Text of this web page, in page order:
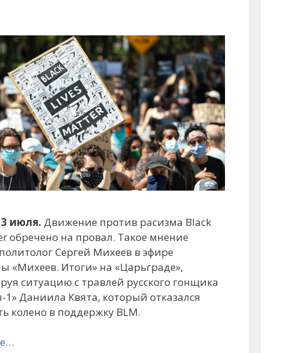
июля. Движение против расизма Black
обречено на провал. Такое мнение
Сергей Михеев в эфире
«Михеев. Итоги» на «Царьграде»,
ситуацию с травлей русского гонщика
Даниила Квята, который отказался
колено в поддержку BLM.